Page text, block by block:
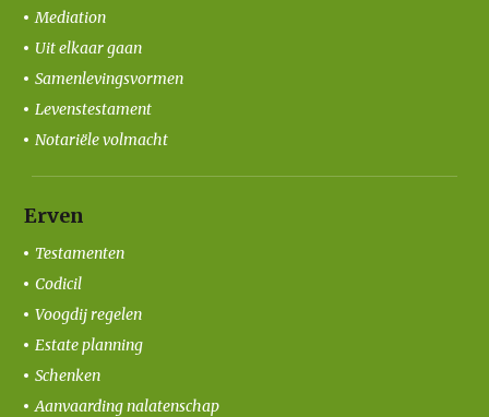
Mediation
Uit elkaar gaan
Samenlevingsvormen
Levenstestament
Notariële volmacht
Erven
Testamenten
Codicil
Voogdij regelen
Estate planning
Schenken
Aanvaarding nalatenschap